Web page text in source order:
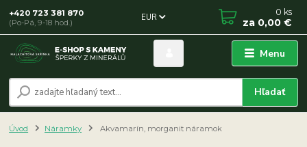
Menu
EUR
Hľadať
+420 723 381 870
(Po-Pá, 9-18 hod.)
0 ks
za 0,00 €
Úvod Náramky Akvamarín, morganit náramok